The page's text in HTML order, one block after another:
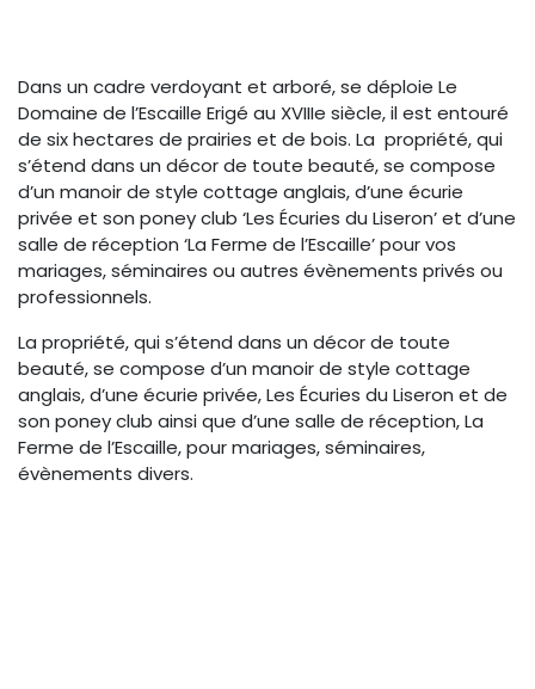
Dans un cadre verdoyant et arboré, se déploie Le
Domaine de l’Escaille Erigé au XVIIIe siècle, il est entouré
de six hectares de prairies et de bois. La propriété, qui
s’étend dans un décor de toute beauté, se compose
d’un manoir de style cottage anglais, d’une écurie
privée et son poney club ‘Les Écuries du Liseron’ et d’une
salle de réception ‘La Ferme de l’Escaille’ pour vos
mariages, séminaires ou autres évènements privés ou
professionnels.
La propriété, qui s’étend dans un décor de toute
beauté, se compose d’un manoir de style cottage
anglais, d’une écurie privée, Les Écuries du Liseron et de
son poney club ainsi que d’une salle de réception, La
Ferme de l’Escaille, pour mariages, séminaires,
évènements divers.